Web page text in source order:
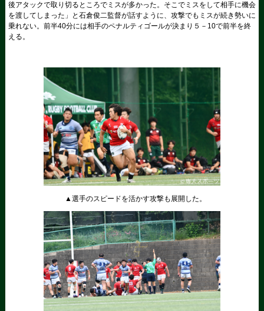
後アタックで取り切るところでミスが多かった。そこでミスをして相手に機会
を渡してしまった」と石倉俊二監督が話すように、攻撃でもミスが続き勢いに
乗れない。前半40分には相手のペナルティゴールが決まり５－10で前半を終
える。
▲選手のスピードを活かす攻撃も展開した。